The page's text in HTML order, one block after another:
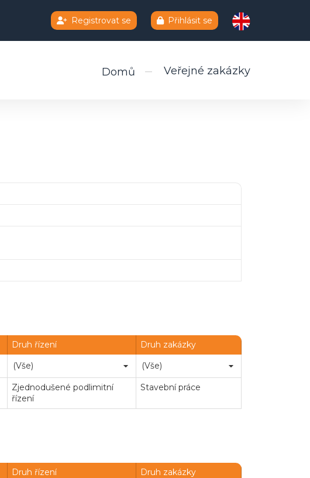
Registrovat se Přihlásit se
Domů Veřejné zakázky
Druh řízení Druh zakázky
Zjednodušené podlimitní
řízení
Stavební práce
Druh řízení Druh zakázky
Chatbot e-zakazky